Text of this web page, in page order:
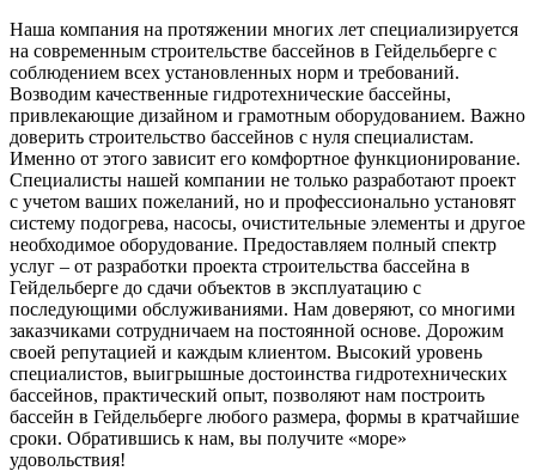
Наша компания на протяжении многих лет специализируется
на современным строительстве бассейнов в Гейдельберге с
соблюдением всех установленных норм и требований.
Возводим качественные гидротехнические бассейны,
привлекающие дизайном и грамотным оборудованием. Важно
доверить строительство бассейнов с нуля специалистам.
Именно от этого зависит его комфортное функционирование.
Специалисты нашей компании не только разработают проект
с учетом ваших пожеланий, но и профессионально установят
систему подогрева, насосы, очистительные элементы и другое
необходимое оборудование. Предоставляем полный спектр
услуг – от разработки проекта строительства бассейна в
Гейдельберге до сдачи объектов в эксплуатацию с
последующими обслуживаниями. Нам доверяют, со многими
заказчиками сотрудничаем на постоянной основе. Дорожим
своей репутацией и каждым клиентом. Высокий уровень
специалистов, выигрышные достоинства гидротехнических
бассейнов, практический опыт, позволяют нам построить
бассейн в Гейдельберге любого размера, формы в кратчайшие
сроки. Обратившись к нам, вы получите «море»
удовольствия!